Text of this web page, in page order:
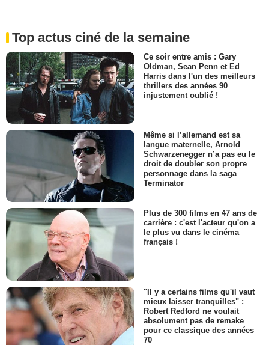
Top actus ciné de la semaine
Ce soir entre amis : Gary
Oldman, Sean Penn et Ed
Harris dans l'un des meilleurs
thrillers des années 90
injustement oublié !
Même si l’allemand est sa
langue maternelle, Arnold
Schwarzenegger n’a pas eu le
droit de doubler son propre
personnage dans la saga
Terminator
Plus de 300 films en 47 ans de
carrière : c'est l'acteur qu'on a
le plus vu dans le cinéma
français !
"Il y a certains films qu'il vaut
mieux laisser tranquilles" :
Robert Redford ne voulait
absolument pas de remake
pour ce classique des années
70